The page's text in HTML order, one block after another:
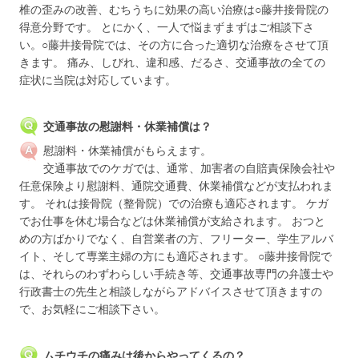
椎の歪みの改善、むちうちに効果の高い治療は○藤井接骨院の
得意分野です。 とにかく、一人で悩まずまずはご相談下さ
い。○藤井接骨院では、その方に合った適切な治療をさせて頂
きます。 痛み、しびれ、違和感、だるさ、交通事故の全ての
症状に当院は対応しています。
交通事故の慰謝料・休業補償は？
慰謝料・休業補償がもらえます。
交通事故でのケガでは、通常、加害者の自賠責保険会社や
任意保険より慰謝料、通院交通費、休業補償などが支払われま
す。 それは接骨院（整骨院）での治療も適応されます。 ケガ
でお仕事を休む場合などは休業補償が支給されます。 おつと
めの方ばかりでなく、自営業者の方、フリーター、学生アルバ
イト、そして専業主婦の方にも適応されます。 ○藤井接骨院で
は、それらのわずわらしい手続き等、交通事故専門の弁護士や
行政書士の先生と相談しながらアドバイスさせて頂きますの
で、お気軽にご相談下さい。